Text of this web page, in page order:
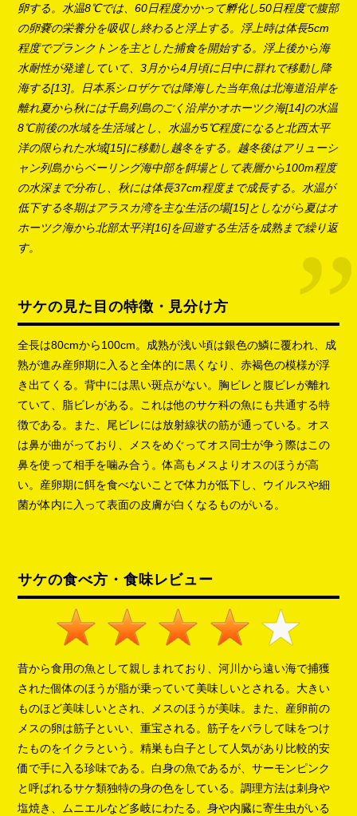
卵する。水温8℃では、60日程度かかって孵化し50日程度で腹部
の卵嚢の栄養分を吸収し終わると浮上する。浮上時は体長5cm
程度でプランクトンを主とした捕食を開始する。浮上後から海
水耐性が発達していて、3月から4月頃に日中に群れで移動し降
海する[13]。日本系シロザケでは降海した当年魚は北海道沿岸を
離れ夏から秋には千島列島のごく沿岸かオホーツク海[14]の水温
8℃前後の水域を生活域とし、水温が5℃程度になると北西太平
洋の限られた水域[15]に移動し越冬をする。越冬後はアリューシ
ャン列島からベーリング海中部を餌場として表層から100m程度
の水深まで分布し、秋には体長37cm程度まで成長する。水温が
低下する冬期はアラスカ湾を主な生活の場[15]としながら夏はオ
ホーツク海から北部太平洋[16]を回遊する生活を成熟まで繰り返
す。
サケの見た目の特徴・見分け方
全長は80cmから100cm。成熟が浅い頃は銀色の鱗に覆われ、成
熟が進み産卵期に入ると全体的に黒くなり、赤褐色の模様が浮
き出てくる。背中には黒い斑点がない。胸ビレと腹ビレが離れ
ていて、脂ビレがある。これは他のサケ科の魚にも共通する特
徴である。また、尾ビレには放射線状の筋が通っている。オス
は鼻が曲がっており、メスをめぐってオス同士が争う際はこの
鼻を使って相手を噛み合う。体高もメスよりオスのほうが高
い。産卵期に餌を食べないことで体力が低下し、ウイルスや細
菌が体内に入って表面の皮膚が白くなるものがいる。
サケの食べ方・食味レビュー
昔から食用の魚として親しまれており、河川から遠い海で捕獲
された個体のほうが脂が乗っていて美味しいとされる。大きい
ものほど美味しいとされ、メスのほうが美味。また、産卵前の
メスの卵は筋子といい、重宝される。筋子をバラして味をつけ
たものをイクラという。精巣も白子として人気があり比較的安
価で手に入る珍味である。白身の魚であるが、サーモンピンク
と呼ばれるサケ類独特の身の色をしている。調理方法は刺身や
塩焼き、ムニエルなど多岐にわたる。身や内臓に寄生虫がいる